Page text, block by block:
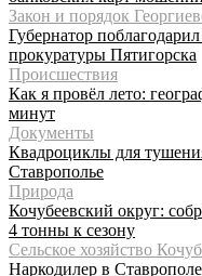
Закон и порядок
Губернатор
прокуратуры Пятигорска
Происшествия
Как я провёл лето:
минут
Документы
Квадроциклы для
Ставрополье
Природа
Кочубеевский округ:
4 тонны к сезону
Сельское хозяйство
Наркодилер в